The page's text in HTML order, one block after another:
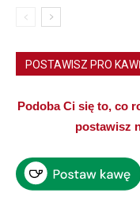
POSTAWISZ PRO
Podoba Ci się to, co
postawisz